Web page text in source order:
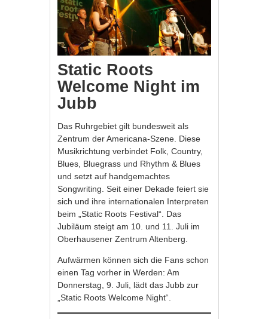
Static Roots
Welcome Night im
Jubb
Das Ruhrgebiet gilt bundesweit als
Zentrum der Americana-Szene. Diese
Musikrichtung verbindet Folk, Country,
Blues, Bluegrass und Rhythm & Blues
und setzt auf handgemachtes
Songwriting. Seit einer Dekade feiert sie
sich und ihre internationalen Interpreten
beim „Static Roots Festival“. Das
Jubiläum steigt am 10. und 11. Juli im
Oberhausener Zentrum Altenberg.
Aufwärmen können sich die Fans schon
einen Tag vorher in Werden: Am
Donnerstag, 9. Juli, lädt das Jubb zur
„Static Roots Welcome Night“.